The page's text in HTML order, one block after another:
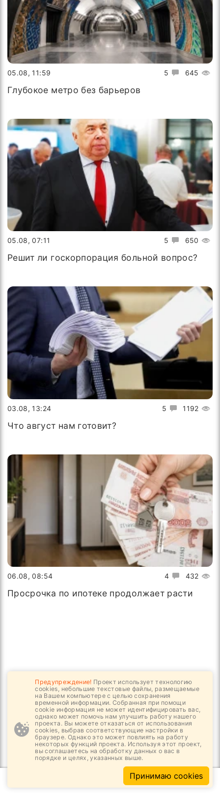
5 645
05.08, 11:59
Глубокое метро без барьеров
5 650
05.08, 07:11
Решит ли госкорпорация больной вопрос?
5 1192
03.08, 13:24
Что август нам готовит?
4 432
06.08, 08:54
Просрочка по ипотеке продолжает расти
4 972
04.08, 07:14
От дефектов защитит ИИ
Предупреждение! Проект использует технологию
cookies, небольшие текстовые файлы, размещаемые
на Вашем компьютере с целью сохранения
временной информации. Собранная при помощи
cookie информация не может идентифицировать вас,
однако может помочь нам улучшить работу нашего
проекта. Вы можете отказаться от использования
cookies, выбрав соответствующие настройки в
браузере. Однако это может повлиять на работу
некоторых функций проекта. Используя этот проект,
вы соглашаетесь на обработку данных о вас в
порядке и целях, указанных выше.
Принимаю cookies